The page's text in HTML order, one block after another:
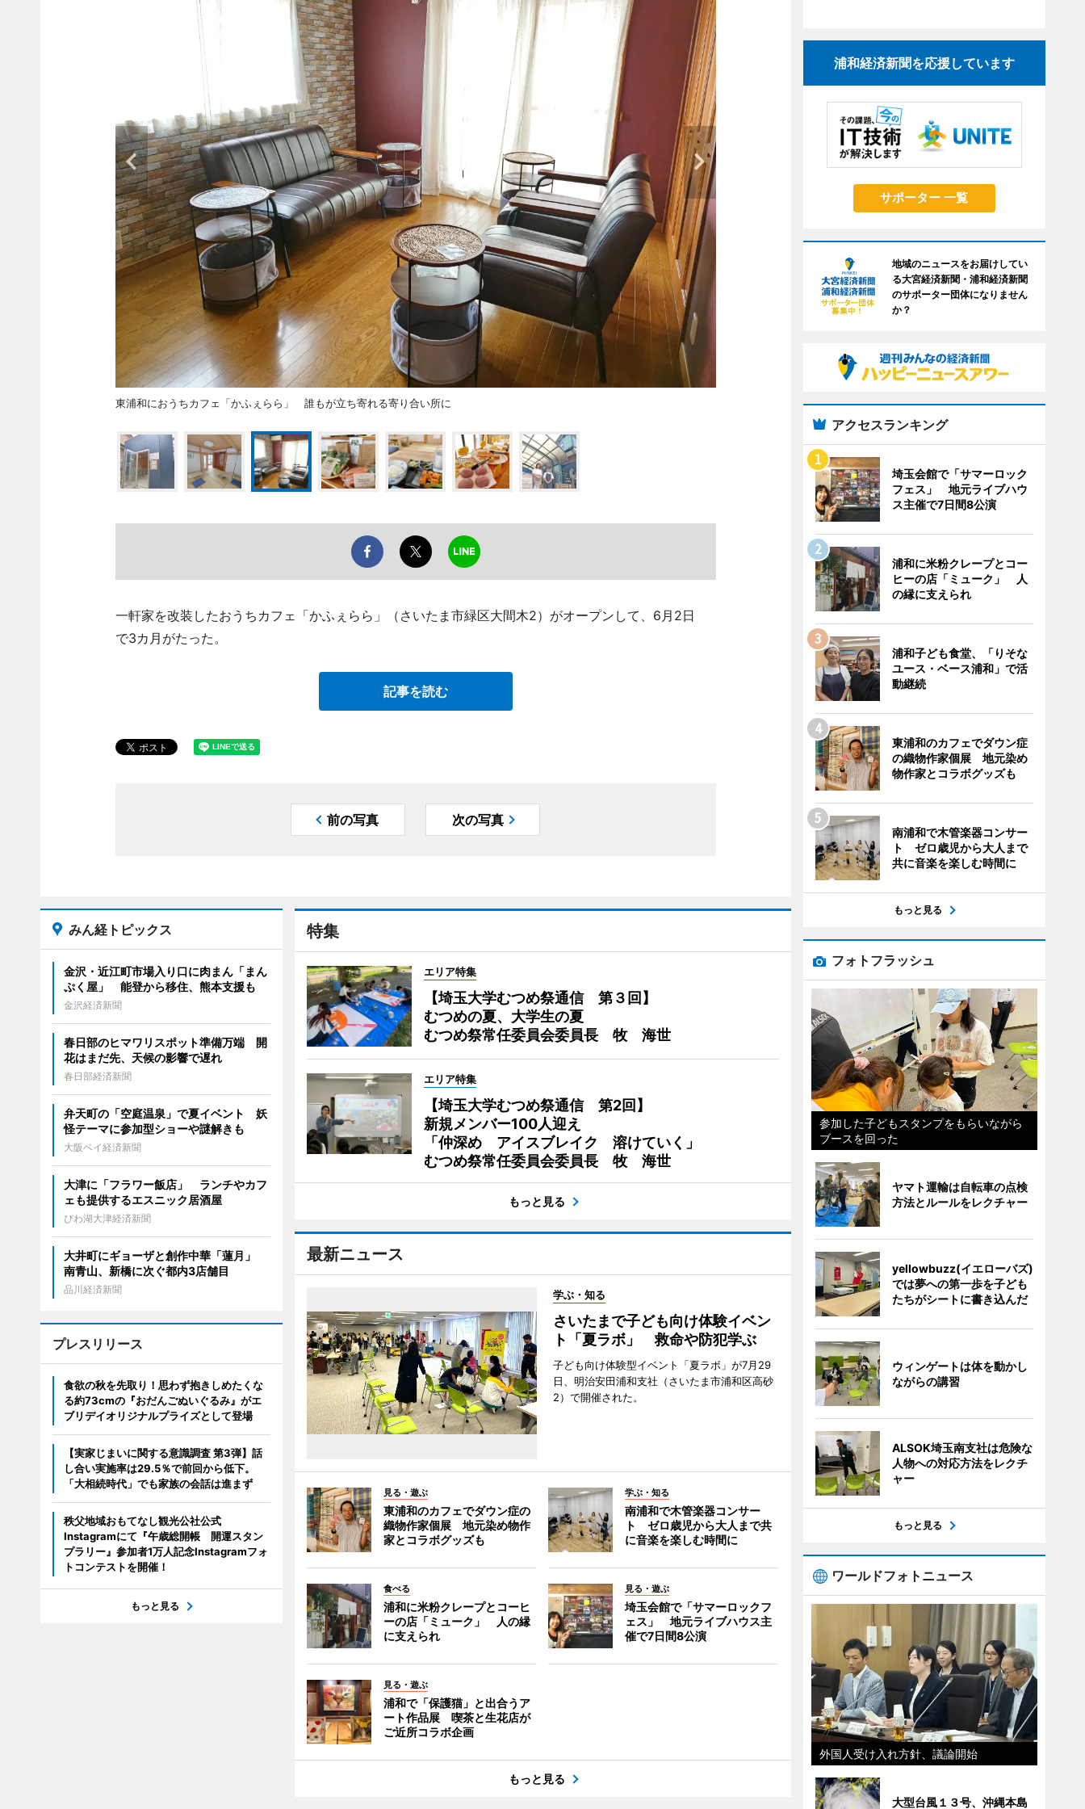
東浦和におうちカフェ「かふぇらら」 誰もが立ち寄れる寄り合い所に
一軒家を改装したおうちカフェ「かふぇらら」（さいたま市緑区大間木2）がオープンして、6月2日
で3カ月がたった。
記事を読む
前の写真 次の写真
特集
エリア特集
【埼玉大学むつめ祭通信 第３回】
むつめの夏、大学生の夏
むつめ祭常任委員会委員長 牧 海世
エリア特集
【埼玉大学むつめ祭通信 第2回】
新規メンバー100人迎え
「仲深め アイスブレイク 溶けていく」
むつめ祭常任委員会委員長 牧 海世
もっと見る
最新ニュース
学ぶ・知る
さいたまで子ども向け体験イベン
ト「夏ラボ」 救命や防犯学ぶ
子ども向け体験型イベント「夏ラボ」が7月29
日、明治安田浦和支社（さいたま市浦和区高砂
2）で開催された。
見る・遊ぶ
東浦和のカフェでダウン症の
織物作家個展 地元染め物作
家とコラボグッズも
学ぶ・知る
南浦和で木管楽器コンサー
ト ゼロ歳児から大人まで共
に音楽を楽しむ時間に
食べる
浦和に米粉クレープとコーヒ
ーの店「ミューク」 人の縁
に支えられ
見る・遊ぶ
埼玉会館で「サマーロックフ
ェス」 地元ライブハウス主
催で7日間8公演
見る・遊ぶ
浦和で「保護猫」と出合うア
ート作品展 喫茶と生花店が
ご近所コラボ企画
もっと見る
みん経トピックス
金沢・近江町市場入り口に肉まん「まん
ぷく屋」 能登から移住、熊本支援も
金沢経済新聞
春日部のヒマワリスポット準備万端 開
花はまだ先、天候の影響で遅れ
春日部経済新聞
弁天町の「空庭温泉」で夏イベント 妖
怪テーマに参加型ショーや謎解きも
大阪ベイ経済新聞
大津に「フラワー飯店」 ランチやカフ
ェも提供するエスニック居酒屋
びわ湖大津経済新聞
大井町にギョーザと創作中華「蓮月」
南青山、新橋に次ぐ都内3店舗目
品川経済新聞
プレスリリース
食欲の秋を先取り！思わず抱きしめたくな
る約73cmの『おだんごぬいぐるみ』がエ
ブリデイオリジナルプライズとして登場
【実家じまいに関する意識調査 第3弾】話
し合い実施率は29.5％で前回から低下。
「大相続時代」でも家族の会話は進まず
秩父地域おもてなし観光公社公式
Instagramにて『午歳総開帳 開運スタン
プラリー』参加者1万人記念Instagramフォ
トコンテストを開催！
もっと見る
浦和経済新聞を応援しています
サポーター 一覧
地域のニュースをお届けしてい
る大宮経済新聞・浦和経済新聞
のサポーター団体になりません
か？
アクセスランキング
埼玉会館で「サマーロック
フェス」 地元ライブハウ
ス主催で7日間8公演
浦和に米粉クレープとコー
ヒーの店「ミューク」 人
の縁に支えられ
浦和子ども食堂、「りそな
ユース・ベース浦和」で活
動継続
東浦和のカフェでダウン症
の織物作家個展 地元染め
物作家とコラボグッズも
南浦和で木管楽器コンサー
ト ゼロ歳児から大人まで
共に音楽を楽しむ時間に
もっと見る
フォトフラッシュ
参加した子どもスタンプをもらいながら
ブースを回った
ヤマト運輸は自転車の点検
方法とルールをレクチャー
yellowbuzz(イエローバズ)
では夢への第一歩を子ども
たちがシートに書き込んだ
ウィンゲートは体を動かし
ながらの講習
ALSOK埼玉南支社は危険な
人物への対応方法をレクチ
ャー
もっと見る
ワールドフォトニュース
外国人受け入れ方針、議論開始
大型台風１３号、沖縄本島